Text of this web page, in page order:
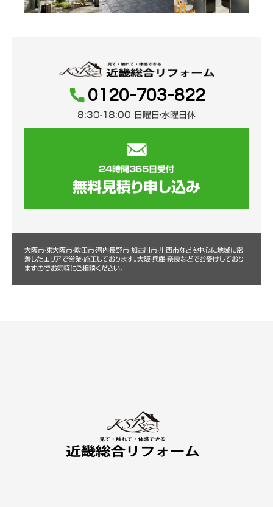
0120-703-822
8:30-18:00 日曜日・水曜日休
24時間365日受付
無料見積り申し込み
大阪市・東大阪市・吹田市・河内長野市・加古川市・川西市などを中心に地域に密
着したエリアで営業・施工しております。大阪・兵庫・奈良などでお受けしており
ますのでお気軽にご相談ください。